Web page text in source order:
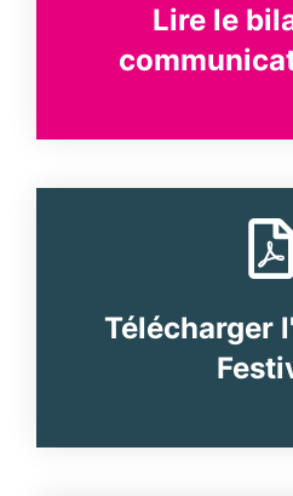
Lire le
Télécharger